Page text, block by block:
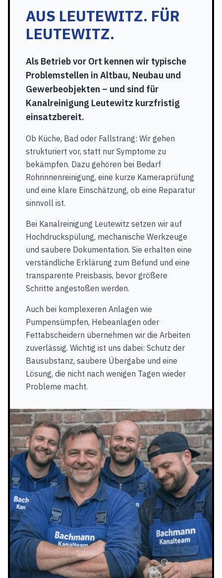
AUS LEUTEWITZ. FÜR
LEUTEWITZ.
Als Betrieb vor Ort kennen wir typische
Problemstellen in Altbau, Neubau und
Gewerbeobjekten – und sind für
Kanalreinigung Leutewitz kurzfristig
einsatzbereit.
Ob Küche, Bad oder Fallstrang: Wir gehen
strukturiert vor, statt nur Symptome zu
bekämpfen. Dazu gehören bei Bedarf
Rohrinnenreinigung, eine kurze Kameraprüfung
und eine klare Einschätzung, ob eine Reparatur
sinnvoll ist.
Bei Kanalreinigung Leutewitz setzen wir auf
Hochdruckspülung, mechanische Werkzeuge
und saubere Dokumentation. Sie erhalten eine
verständliche Erklärung zum Befund und eine
transparente Preisbasis, bevor größere
Schritte angestoßen werden.
Auch bei komplexeren Anlagen wie
Pumpensümpfen, Hebeanlagen oder
Fettabscheidern übernehmen wir die Arbeiten
zuverlässig. Wichtig ist uns dabei: Schutz der
Bausubstanz, saubere Übergabe und eine
Lösung, die nicht nach wenigen Tagen wieder
Probleme macht.